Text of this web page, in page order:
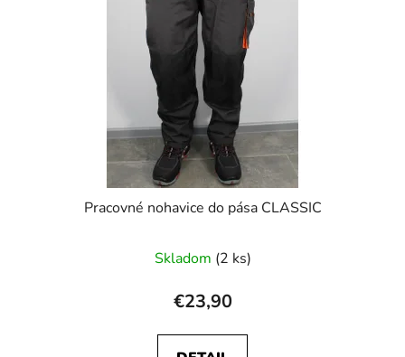
Pracovné nohavice do pása CLASSIC
hodnotenie
produktu
je
3,3
Skladom (2 ks)
€23,90